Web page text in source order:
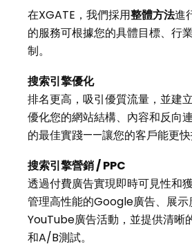
在XGATE，我們採用整體方法進
的服務可根據您的具體目標、行
制。
搜索引擎優化
排名更高，吸引優質流量，並建
優化您的網站結構、內容和反向
的最佳實踐——讓您的客戶能更快
搜索引擎營銷/ PPC
透過付費廣告實現即時可見性和
管理高性能的Google廣告、展示
YouTube廣告活動，並提供清晰
和A/B測試。